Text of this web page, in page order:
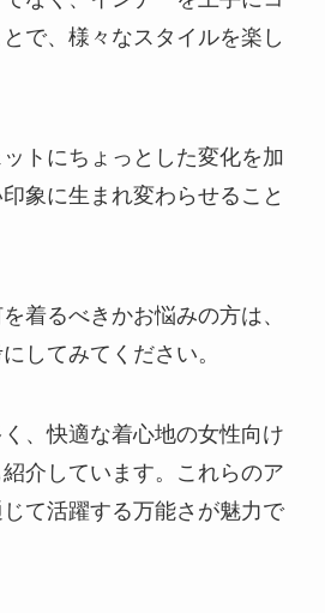
で、様々なスタイルを楽し
トにちょっとした変化を加
象に生まれ変わらせること
着るべきかお悩みの方は、
してみてください。
、快適な着心地の女性向け
介しています。これらのア
て活躍する万能さが魅力で